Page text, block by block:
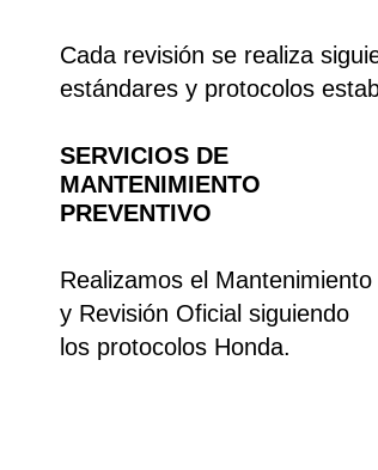
Cada revisión se realiza
estándares y protocolos
SERVICIOS DE
MANTENIMIENTO
PREVENTIVO
Realizamos el Mantenimiento
y Revisión Oficial siguiendo
los protocolos Honda.